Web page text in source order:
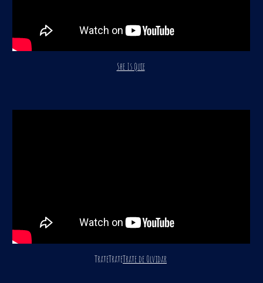
She Is Quie
TrateTrateTrate de Olvidar